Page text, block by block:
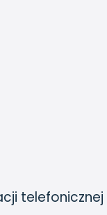
telefonicznej